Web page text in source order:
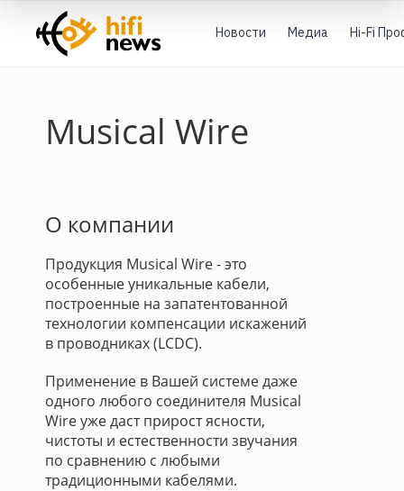
Новости Медиа Hi-Fi
Musical Wire
О компании
Продукция Musical Wire - это
особенные уникальные кабели,
построенные на запатентованной
технологии компенсации искажений
в проводниках (LCDC).
Применение в Вашей системе даже
одного любого соединителя Musical
Wire уже даст прирост ясности,
чистоты и естественности звучания
по сравнению с любыми
традиционными кабелями.